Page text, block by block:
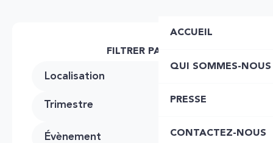
ACCUEIL
QUI SOMMES-NOUS
PRESSE
CONTACTEZ-NOUS
FILTRER PAR
Localisation
Trimestre
Évènement